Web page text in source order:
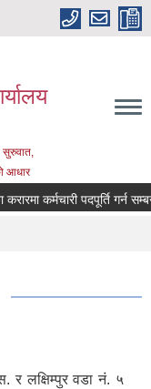
सुरुवात,
आधार
कर्मचारी पदपूर्ति गर्न
र लक्षिम्पुर वडा नं. ५